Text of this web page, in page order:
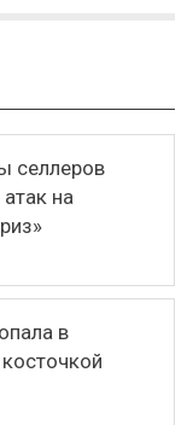
селлеров
на
в